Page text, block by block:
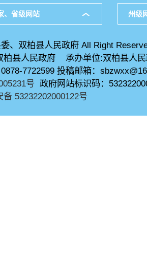
、省级网站 州级
、双柏县人民政府 All Right
柏县人民政府 承办单位:双柏县人
7722599 投稿邮箱：
号 政府网站标识码：
备 53232202000122号